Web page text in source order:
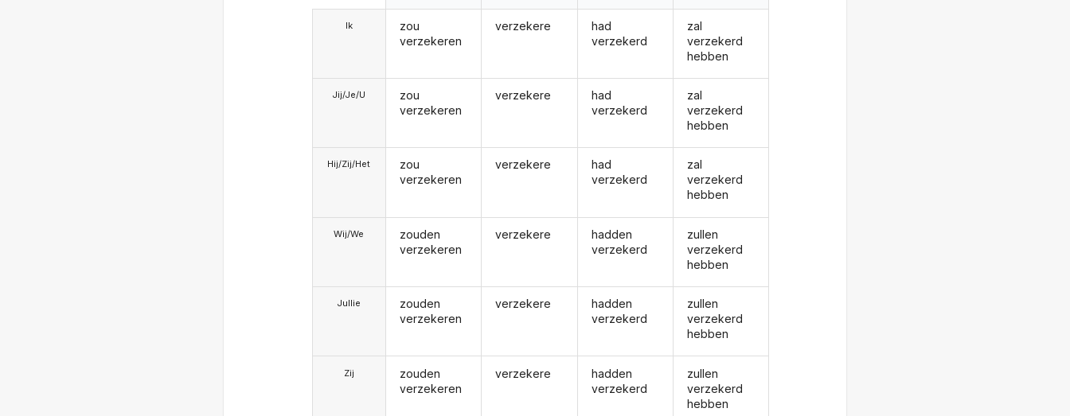
Ik
Jij/Je/U
Hij/Zij/Het
Wij/We
Jullie
Zij
zou
verzekeren
zou
verzekeren
zou
verzekeren
zouden
verzekeren
zouden
verzekeren
zouden
verzekeren
verzekere
verzekere
verzekere
verzekere
verzekere
verzekere
had
verzekerd
had
verzekerd
had
verzekerd
hadden
verzekerd
hadden
verzekerd
hadden
verzekerd
zal
verzekerd
hebben
zal
verzekerd
hebben
zal
verzekerd
hebben
zullen
verzekerd
hebben
zullen
verzekerd
hebben
zullen
verzekerd
hebben